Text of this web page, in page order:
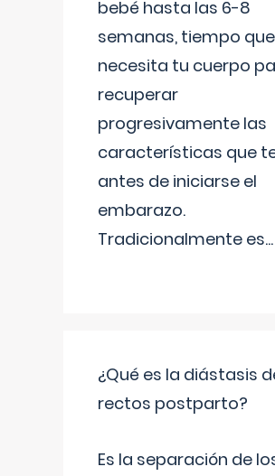
bebé hasta las 6-8
semanas, tiempo que
necesita tu cuerpo
recuperar
progresivamente las
características que
antes de iniciarse el
embarazo.
Tradicionalmente es...
¿Qué es la diástasis
rectos postparto?
Es la separación de